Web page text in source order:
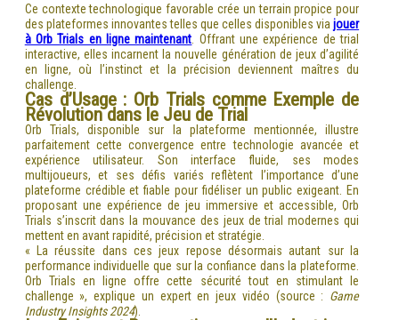
Ce contexte technologique favorable crée un terrain propice pour
des plateformes innovantes telles que celles disponibles viajouer
à Orb Trials en ligne maintenant . Offrant une expérience de trial
interactive, elles incarnent la nouvelle génération de jeux d’agilité
en ligne, où l’instinct et la précision deviennent maîtres du
challenge.
Cas d’Usage : Orb Trials comme Exemple de
Révolution dans le Jeu de Trial
Orb Trials, disponible sur la plateforme mentionnée, illustre
parfaitement cette convergence entre technologie avancée et
expérience utilisateur. Son interface fluide, ses modes
multijoueurs, et ses défis variés reflètent l’importance d’une
plateforme crédible et fiable pour fidéliser un public exigeant. En
proposant une expérience de jeu immersive et accessible, Orb
Trials s’inscrit dans la mouvance des jeux de trial modernes qui
mettent en avant rapidité, précision et stratégie.
« La réussite dans ces jeux repose désormais autant sur la
performance individuelle que sur la confiance dans la plateforme.
Orb Trials en ligne offre cette sécurité tout en stimulant le
challenge », explique un expert en jeux vidéo (source : Game
Industry Insights 2024).